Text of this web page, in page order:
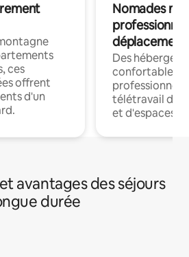
ces
offrent
d'un
Nomades
déplacement
Des
confortables
professionnels
télétravail
et d'espaces
avantages des séjours
durée